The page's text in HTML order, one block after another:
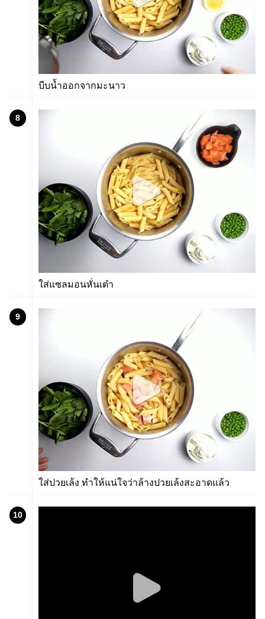
บีบน้ำออกจากมะนาว
8
ใส่แซลมอนหั่นเต๋า
9
ใส่ปวยเล้ง ทำให้แน่ใจว่าล้างปวยเล้งสะอาดแล้ว
10